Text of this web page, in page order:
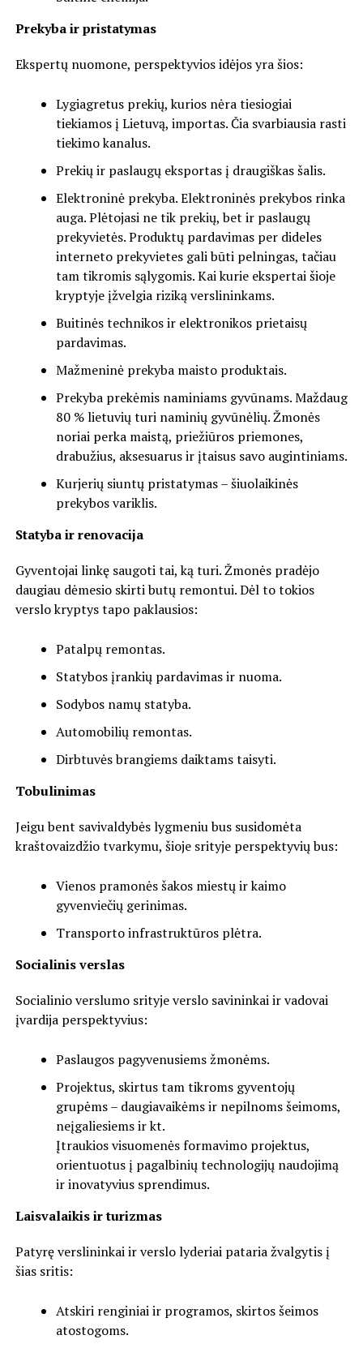
Prekyba ir pristatymas
Ekspertų nuomone, perspektyvios idėjos yra šios:
Lygiagretus prekių, kurios nėra tiesiogiai
tiekiamos į Lietuvą, importas. Čia svarbiausia rasti
tiekimo kanalus.
Prekių ir paslaugų eksportas į draugiškas šalis.
Elektroninė prekyba. Elektroninės prekybos rinka
auga. Plėtojasi ne tik prekių, bet ir paslaugų
prekyvietės. Produktų pardavimas per dideles
interneto prekyvietes gali būti pelningas, tačiau
tam tikromis sąlygomis. Kai kurie ekspertai šioje
kryptyje įžvelgia riziką verslininkams.
Buitinės technikos ir elektronikos prietaisų
pardavimas.
Mažmeninė prekyba maisto produktais.
Prekyba prekėmis naminiams gyvūnams. Maždaug
80 % lietuvių turi naminių gyvūnėlių. Žmonės
noriai perka maistą, priežiūros priemones,
drabužius, aksesuarus ir įtaisus savo augintiniams.
Kurjerių siuntų pristatymas – šiuolaikinės
prekybos variklis.
Statyba ir renovacija
Gyventojai linkę saugoti tai, ką turi. Žmonės pradėjo
daugiau dėmesio skirti butų remontui. Dėl to tokios
verslo kryptys tapo paklausios:
Patalpų remontas.
Statybos įrankių pardavimas ir nuoma.
Sodybos namų statyba.
Automobilių remontas.
Dirbtuvės brangiems daiktams taisyti.
Tobulinimas
Jeigu bent savivaldybės lygmeniu bus susidomėta
kraštovaizdžio tvarkymu, šioje srityje perspektyvių bus:
Vienos pramonės šakos miestų ir kaimo
gyvenviečių gerinimas.
Transporto infrastruktūros plėtra.
Socialinis verslas
Socialinio verslumo srityje verslo savininkai ir vadovai
įvardija perspektyvius:
Paslaugos pagyvenusiems žmonėms.
Projektus, skirtus tam tikroms gyventojų
grupėms – daugiavaikėms ir nepilnoms šeimoms,
neįgaliesiems ir kt.
Įtraukios visuomenės formavimo projektus,
orientuotus į pagalbinių technologijų naudojimą
ir inovatyvius sprendimus.
Laisvalaikis ir turizmas
Patyrę verslininkai ir verslo lyderiai pataria žvalgytis į
šias sritis:
Atskiri renginiai ir programos, skirtos šeimos
atostogoms.